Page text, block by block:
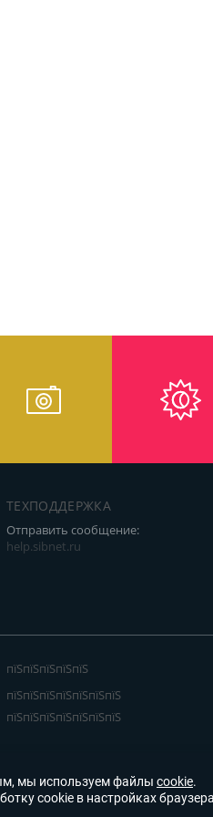
ТЕХПОДДЕРЖКА
Отправить сообщение:
help.sibnet.ru
пїЅпїЅпїЅпїЅпїЅ
пїЅпїЅпїЅпїЅпїЅпїЅпїЅ
пїЅпїЅпїЅпїЅпїЅпїЅпїЅ
мы используем файлы cookie.
cookie в настройках браузера